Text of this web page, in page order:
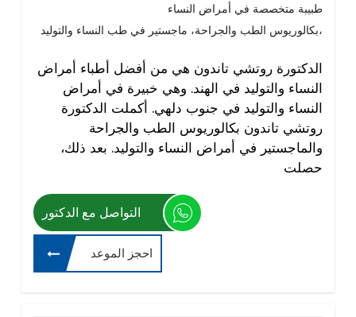
طبيبة متخصصة في أمراض النساء
بكالوريوس الطب والجراحة، ماجستير في طب النساء والتوليد،
الدكتورة روتشي تاندون هي من أفضل أطباء أمراض
النساء والتوليد في الهند. وهي خبيرة في أمراض
النساء والتوليد في جنوب دلهي. أكملت الدكتورة
روتشي تاندون بكالوريوس الطب والجراحة
والماجستير في أمراض النساء والتوليد. بعد ذلك،
حصلت
التواصل مع الدكتور
احجز الموعد